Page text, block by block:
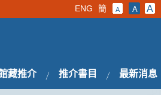
ENG 簡 A A A
藏推介 推介書目 最新消息